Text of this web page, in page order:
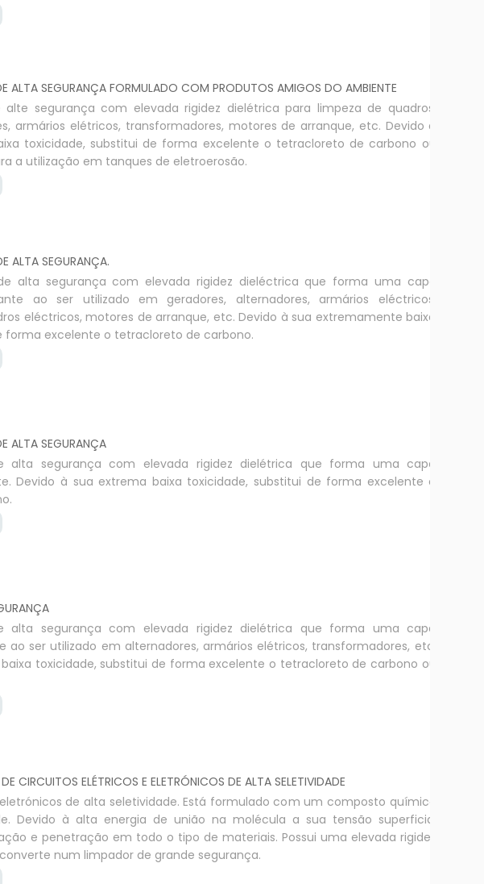
ALTA SEGURANÇA FORMULADO COM PRODUTOS AMIGOS DO AMBIENTE
alte segurança com elevada rigidez dielétrica para limpeza de quadros,
armários elétricos, transformadores, motores de arranque, etc. Devido à
toxicidade, substitui de forma excelente o tetracloreto de carbono ou
a utilização em tanques de eletroerosão.
ALTA SEGURANÇA.
alta segurança com elevada rigidez dieléctrica que forma uma capa
ao ser utilizado em geradores, alternadores, armários eléctricos,
eléctricos, motores de arranque, etc. Devido à sua extremamente baixa
forma excelente o tetracloreto de carbono.
ALTA SEGURANÇA
alta segurança com elevada rigidez dielétrica que forma uma capa
Devido à sua extrema baixa toxicidade, substitui de forma excelente o
alta segurança com elevada rigidez dielétrica que forma uma capa
ser utilizado em alternadores, armários elétricos, transformadores, etc.
toxicidade, substitui de forma excelente o tetracloreto de carbono ou
CIRCUITOS ELÉTRICOS E ELETRÓNICOS DE ALTA SELETIVIDADE
de alta seletividade. Está formulado com um composto químico
Devido à alta energia de união na molécula a sua tensão superficial
e penetração em todo o tipo de materiais. Possui uma elevada rigidez
num limpador de grande segurança.